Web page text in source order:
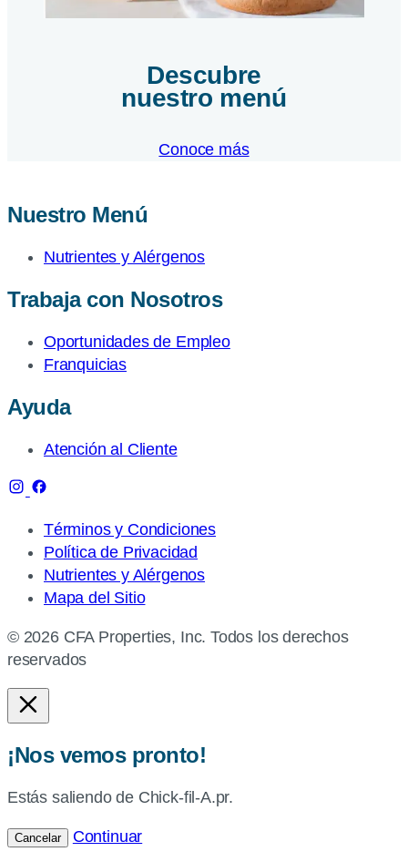
Descubre
nuestro menú
Conoce más
Nuestro Menú
Nutrientes y Alérgenos
Trabaja con Nosotros
Oportunidades de Empleo
Franquicias
Ayuda
Atención al Cliente
Términos y Condiciones
Política de Privacidad
Nutrientes y Alérgenos
Mapa del Sitio
© 2026 CFA Properties, Inc. Todos los derechos
reservados
¡Nos vemos pronto!
Estás saliendo de Chick-fil-A.pr.
Cancelar Continuar